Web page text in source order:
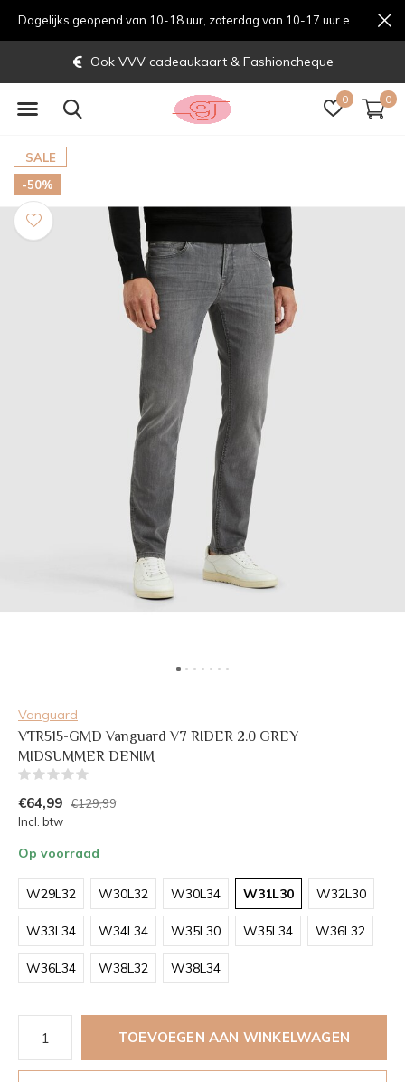
0 0
Ook VVV cadeaukaart & Fashioncheque
SALE
-50%
Vanguard
VTR515-GMD Vanguard V7 RIDER 2.0 GREY
MIDSUMMER DENIM
€64,99 €129,99
Incl. btw
Op voorraad
W29L32 W30L32 W30L34 W31L30 W32L30
W33L34 W34L34 W35L30 W35L34 W36L32
W36L34 W38L32 W38L34
TOEVOEGEN AAN WINKELWAGEN